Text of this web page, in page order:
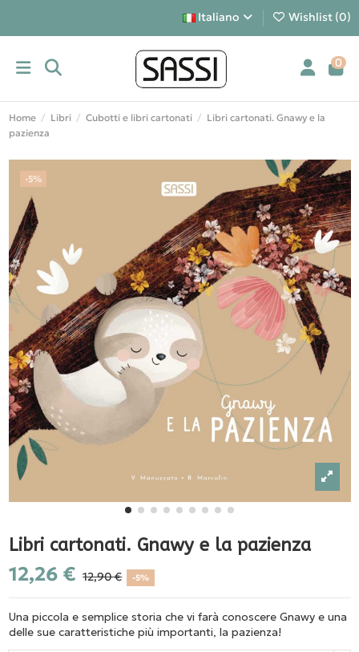
Italiano Wishlist (0)
0
Home Libri Cubotti e libri cartonati
Libri cartonati. Gnawy e la
pazienza
-5%
Libri cartonati. Gnawy e la pazienza
12,26 € 12,90 € -5%
Una piccola e semplice storia che vi farà conoscere Gnawy e una
delle sue caratteristiche più importanti, la pazienza!